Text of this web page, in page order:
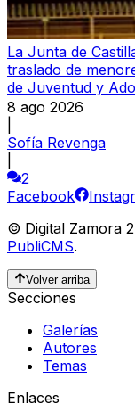
La Junta de
traslado de
de Juventud y
8 ago 2026
Sofía Revenga
2
Facebook
© Digital Zamora
PubliCMS.
Volver arriba
Secciones
Galerías
Autores
Temas
Enlaces